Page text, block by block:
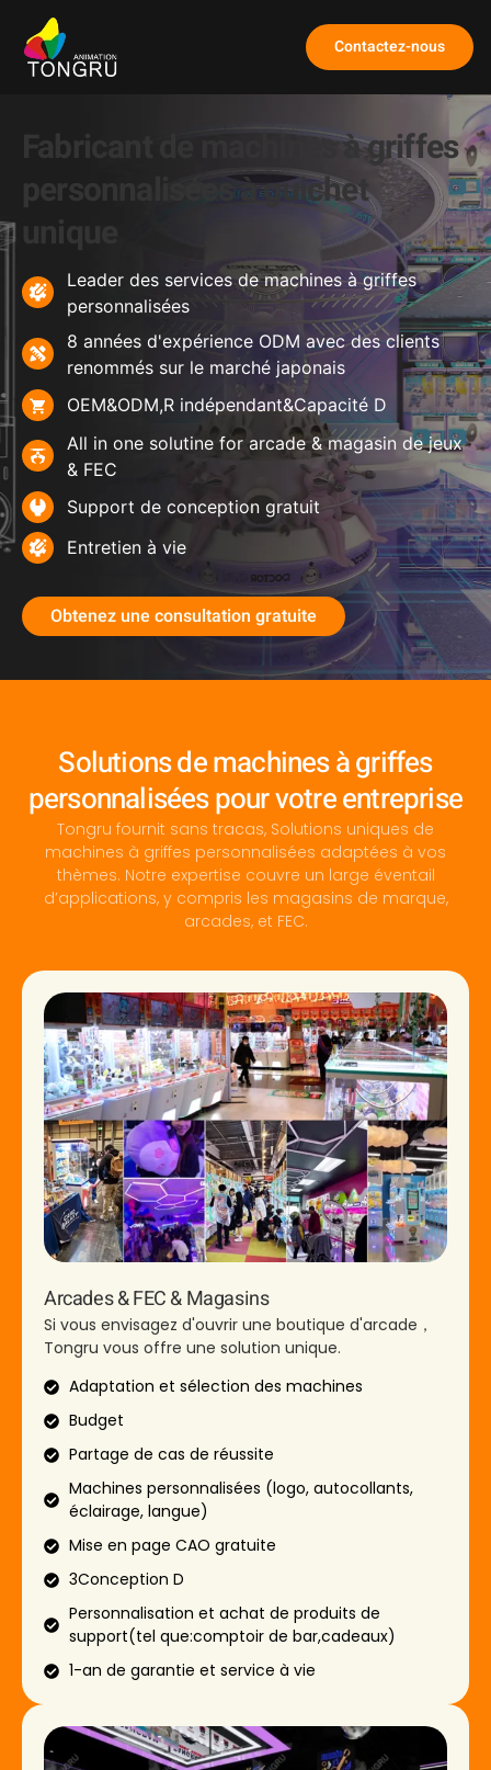
Contactez-nous
Fabricant de machines à griffes
personnalisées à guichet
Leader des services de machines à griffes
personnalisées
8 années d'expérience ODM avec des clients
renommés sur le marché japonais
OEM&ODM,R indépendant&Capacité D
All in one solutine for arcade& magasin de jeux
& FEC
Support de conception gratuit
Entretien à vie
Obtenez une consultation gratuite
Solutions de machines à griffes
personnalisées pour votre entreprise
Tongru fournit sans tracas, Solutions uniques de
machines à griffes personnalisées adaptées à vos
thèmes. Notre expertise couvre un large éventail
d’applications, y compris les magasins de marque,
arcades, et FEC.
Arcades & FEC & Magasins
Si vous envisagez d'ouvrir une boutique d'arcade，
Tongru vous offre une solution unique.
Adaptation et sélection des machines
Budget
Partage de cas de réussite
Machines personnalisées (logo, autocollants,
éclairage, langue)
Mise en page CAO gratuite
3Conception D
Personnalisation et achat de produits de
support(tel que:comptoir de bar,cadeaux)
1-an de garantie et service à vie